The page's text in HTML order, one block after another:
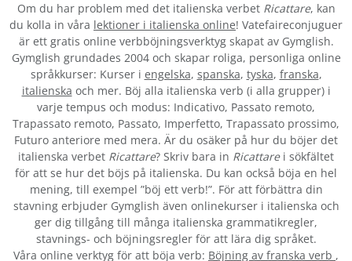
Om du har problem med det italienska verbet Ricattare, kan
du kolla in våra lektioner i italienska online! Vatefaireconjuguer
är ett gratis online verbböjningsverktyg skapat av Gymglish.
Gymglish grundades 2004 och skapar roliga, personliga online
språkkurser: Kurser i engelska, spanska, tyska, franska,
italienska och mer. Böj alla italienska verb (i alla grupper) i
varje tempus och modus: Indicativo, Passato remoto,
Trapassato remoto, Passato, Imperfetto, Trapassato prossimo,
Futuro anteriore med mera. Är du osäker på hur du böjer det
italienska verbet Ricattare? Skriv bara in Ricattarei sökfältet
för att se hur det böjs på italienska. Du kan också böja en hel
mening, till exempel ”böj ett verb!”. För att förbättra din
stavning erbjuder Gymglish även onlinekurser i italienska och
ger dig tillgång till många italienska grammatikregler,
stavnings- och böjningsregler för att lära dig språket.
Våra online verktyg för att böja verb: Böjning av franska verb ,